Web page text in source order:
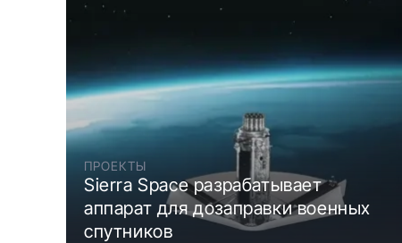
ПРОЕКТЫ
Sierra Space разрабатывает
аппарат для дозаправки военных
спутников